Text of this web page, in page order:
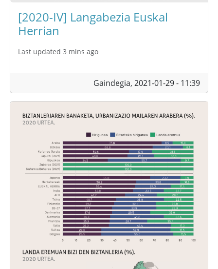
[2020-IV] Langabezia Euskal
Herrian
Last updated 3 mins ago
Gaindegia, 2021-01-29 - 11:39